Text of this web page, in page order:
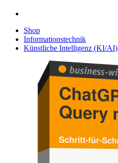
Shop
Informationstechnik
Künstliche Intelligenz (KI/AI)